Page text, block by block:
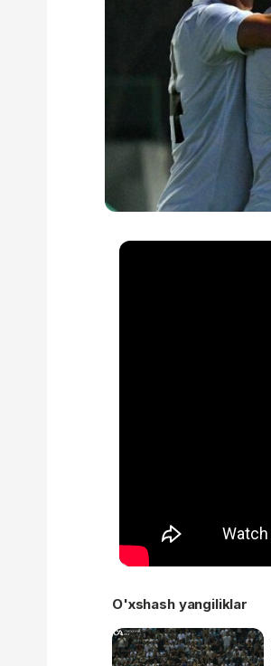
O'xshash yangiliklar